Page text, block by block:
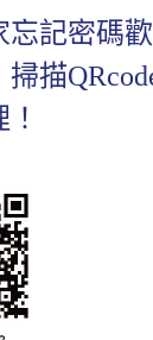
忘記密碼
描